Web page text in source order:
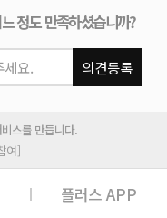
정도 만족하셨습니까?
세요. 의견등록
스를 만듭니다.
여]
플러스 APP